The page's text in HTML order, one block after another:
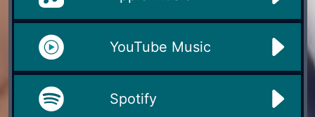
YouTube Music
Spotify